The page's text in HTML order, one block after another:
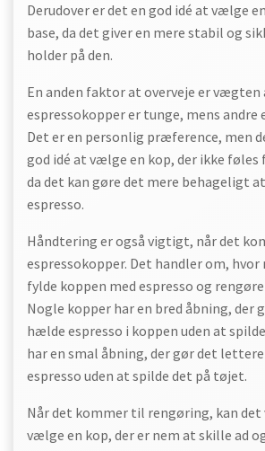
Derudover er det en god idé at vælge
base, da det giver en mere stabil og
holder på den.
En anden faktor at overveje er vægten
espressokopper er tunge, mens andre
Det er en personlig præference, men
god idé at vælge en kop, der ikke føles
da det kan gøre det mere behageligt
espresso.
Håndtering er også vigtigt, når det
espressokopper. Det handler om,
fylde koppen med espresso og
Nogle kopper har en bred åbning, der
hælde espresso i koppen uden at
har en smal åbning, der gør det
espresso uden at spilde det på tøjet.
Når det kommer til rengøring, kan
vælge en kop, der er nem at skille ad